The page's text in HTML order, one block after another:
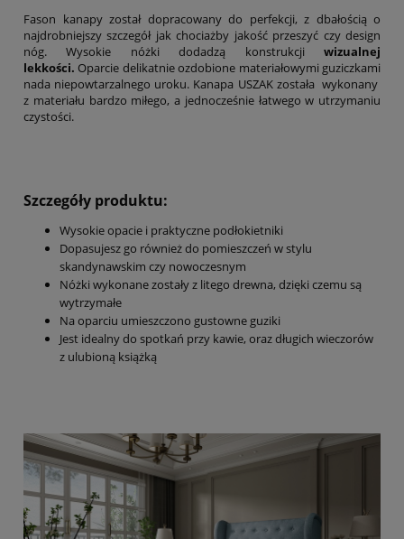
Fason kanapy został dopracowany do perfekcji, z dbałością o
najdrobniejszy szczegół jak chociażby jakość przeszyć czy design
nóg. Wysokie nóżki dodadzą konstrukcji wizualnej
lekkości. Oparcie delikatnie ozdobione materiałowymi guziczkami
nada niepowtarzalnego uroku. Kanapa USZAK została wykonany
z materiału bardzo miłego, a jednocześnie łatwego w utrzymaniu
czystości.
Szczegóły produktu:
Wysokie opacie i praktyczne podłokietniki
Dopasujesz go również do pomieszczeń w stylu
skandynawskim czy nowoczesnym
Nóżki wykonane zostały z litego drewna, dzięki czemu są
wytrzymałe
Na oparciu umieszczono gustowne guziki
Jest idealny do spotkań przy kawie, oraz długich wieczorów
z ulubioną książką